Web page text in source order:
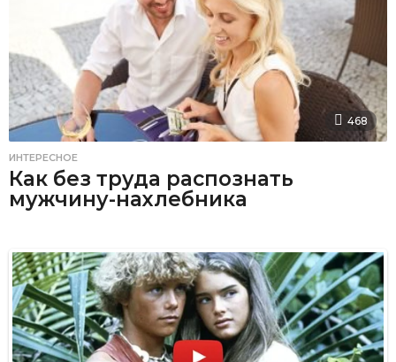
468
ИНТЕРЕСНОЕ
Как без труда распознать
мужчину-нахлебника